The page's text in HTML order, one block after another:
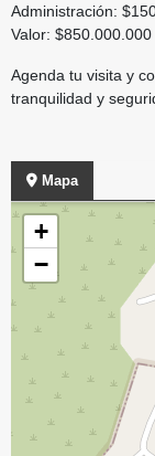
Administración:
Valor: $850.000.000
Agenda tu visita y
tranquilidad y
Mapa
+
−